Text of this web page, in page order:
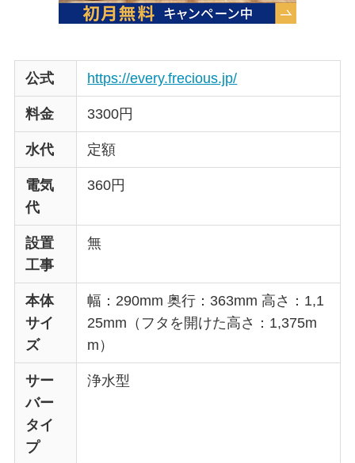
公式 https://every.frecious.jp/
料金 3300円
水代 定額
電気
代
360円
設置
工事
無
本体
サイ
ズ
幅：290mm 奥行：363mm 高さ：1,1
25mm（フタを開けた高さ：1,375m
m）
サー
バー
タイ
プ
浄水型